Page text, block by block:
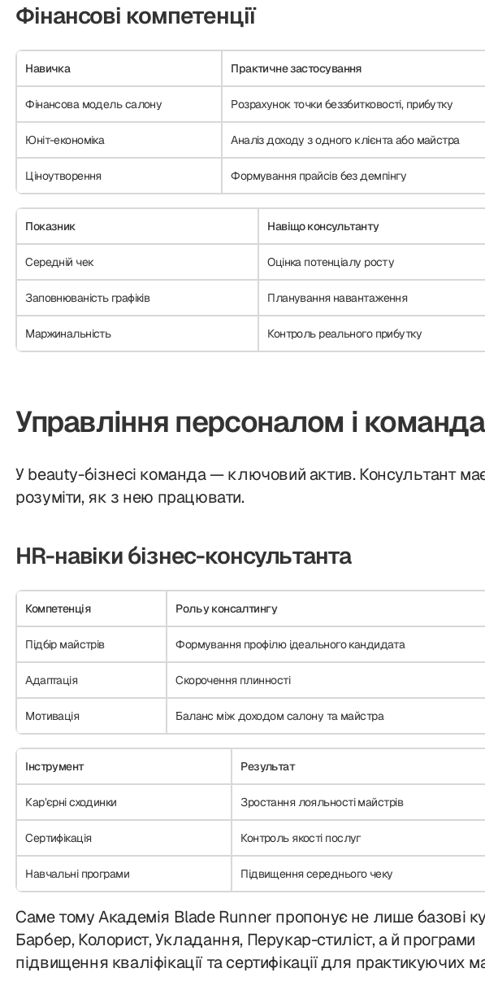
Фінансові компетенції
Навичка Практичне застосування
Фінансова модель салону Розрахунок точки беззбитковості, прибутку
Юніт-економіка Аналіз доходу з одного клієнта або майстра
Ціноутворення Формування прайсів без демпінгу
Показник Навіщо консультанту
Середній чек Оцінка потенціалу росту
Заповнюваність графіків Планування навантаження
Маржинальність Контроль реального прибутку
Управління персоналом і
У beauty-бізнесі команда — ключовий актив. Консультант
розуміти, як з нею працювати.
HR-навіки бізнес-консультанта
Компетенція Роль у консалтингу
Підбір майстрів Формування профілю ідеального кандидата
Адаптація Скорочення плинності
Мотивація Баланс між доходом салону та майстра
Інструмент Результат
Карʼєрні сходинки Зростання лояльності майстрів
Сертифікація Контроль якості послуг
Навчальні програми Підвищення середнього чеку
Саме тому Академія Blade Runner пропонує не лише базові
Барбер, Колорист, Укладання, Перукар-стиліст, а й програми
підвищення кваліфікації та сертифікації для практикуючих